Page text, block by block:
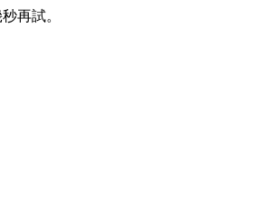
再試。